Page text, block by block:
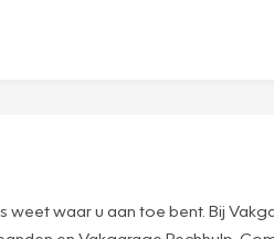
waar u aan toe bent. Bij